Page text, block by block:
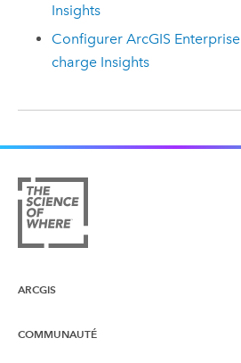
Insights
ConfigurerArcGIS Enterprise
charge Insights
ARCGIS
Vue d’ensemble d’ArcGIS
COMMUNAUTÉ